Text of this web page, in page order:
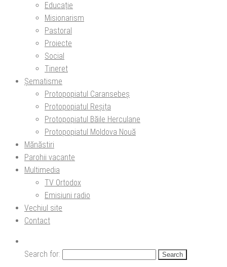
Educație
Misionarism
Pastoral
Proiecte
Social
Tineret
Șematisme
Protopopiatul Caransebeș
Protopopiatul Reșița
Protopopiatul Băile Herculane
Protopopiatul Moldova Nouă
Mănăstiri
Parohii vacante
Multimedia
TV Ortodox
Emisiuni radio
Vechiul site
Contact
Search for: